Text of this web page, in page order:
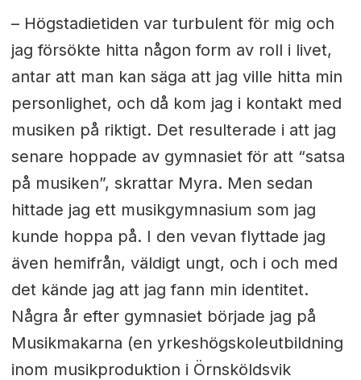
– Högstadietiden var turbulent för mig och
jag försökte hitta någon form av roll i livet,
antar att man kan säga att jag ville hitta min
personlighet, och då kom jag i kontakt med
musiken på riktigt. Det resulterade i att jag
senare hoppade av gymnasiet för att “satsa
på musiken”, skrattar Myra. Men sedan
hittade jag ett musikgymnasium som jag
kunde hoppa på. I den vevan flyttade jag
även hemifrån, väldigt ungt, och i och med
det kände jag att jag fann min identitet.
Några år efter gymnasiet började jag på
Musikmakarna (en yrkeshögskoleutbildning
inom musikproduktion i Örnsköldsvik